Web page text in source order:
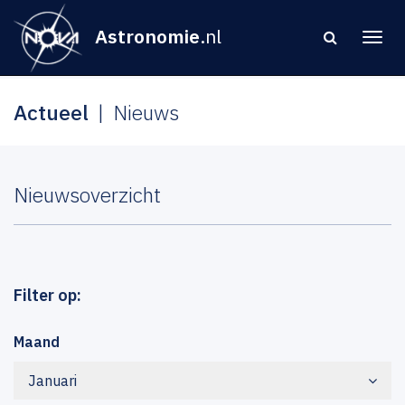
Astronomie.nl
Actueel Nieuws
Nieuwsoverzicht
Filter op:
Maand
Januari